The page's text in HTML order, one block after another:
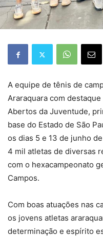
A equipe de tênis de
Araraquara com
Abertos da Juventude,
base do Estado de São
os dias 5 e 13 de junho
4 mil atletas de diversas
com o hexacampeonato
Campos.
Com boas atuações nas
os jovens atletas
determinação e espírito